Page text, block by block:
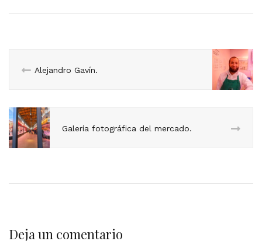
Alejandro Gavín.
Galería fotográfica del mercado.
Deja un comentario